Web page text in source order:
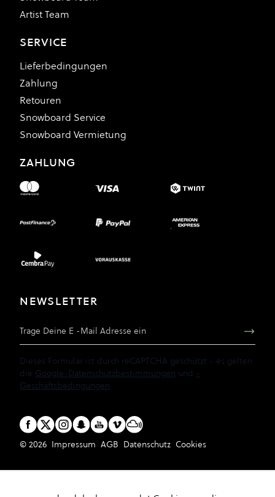
Artist Team
SERVICE
Lieferbedingungen
Zahlung
Retouren
Snowboard Service
Snowboard Vermietung
ZAHLUNG
NEWSLETTER
Dieses Formular ist durch reCAPTCHA geschützt - es gelten
die Google-Datenschutzbestimmungen und -
Geschäftsbedingungen.
© 2026 Impressum AGB Datenschutz Cookies